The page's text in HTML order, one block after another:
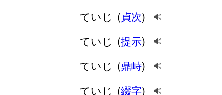
ていじ (貞次) 🔊
ていじ (提示) 🔊
ていじ (鼎峙) 🔊
ていじ (綴字) 🔊